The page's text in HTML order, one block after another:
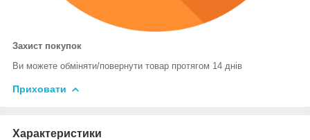
Захист покупок
Ви можете обміняти/повернути товар протягом 14 днів
Приховати
Характеристики